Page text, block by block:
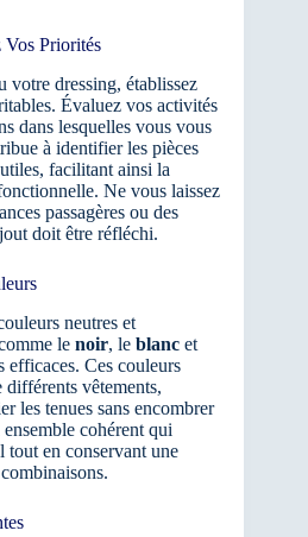
Priorités
votre dressing, établissez
Évaluez vos activités
dans lesquelles vous vous
à identifier les pièces
facilitant ainsi la
Ne vous laissez
passagères ou des
doit être réfléchi.
neutres et
le noir, le blanc et
efficaces. Ces couleurs
différents vêtements,
les tenues sans encombrer
cohérent qui
tout en conservant une